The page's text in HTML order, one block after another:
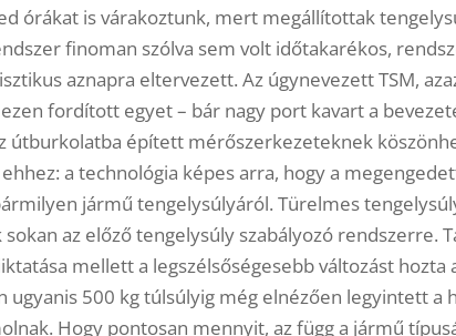
órákat is várakoztunk, mert megállítottak
finoman szólva sem volt időtakarékos,
aznapra eltervezett. Az úgynevezett TSM,
fordított egyet – bár nagy port kavart a
útburkolatba épített mérőszerkezeteknek
a technológia képes arra, hogy a
jármű tengelysúlyáról. Türelmes
az előző tengelysúly szabályozó rendszerre.
mellett a legszélsőségesebb változást hozta
ugyanis 500 kg túlsúlyig még elnézően legyintett a
Hogy pontosan mennyit, az függ a jármű